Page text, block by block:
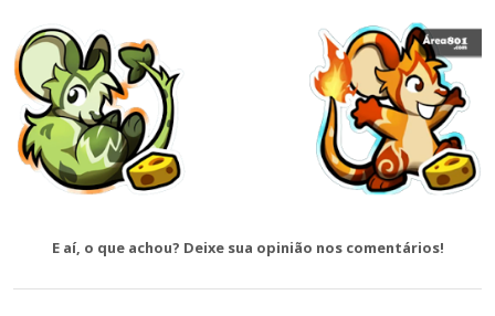
E aí, o que achou? Deixe sua opinião nos comentários!